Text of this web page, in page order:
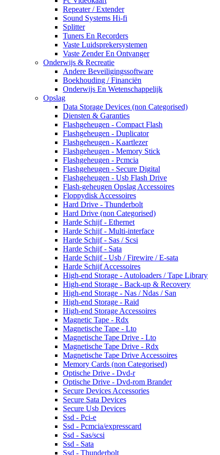
Repeater / Extender
Sound Systems Hi-fi
Splitter
Tuners En Recorders
Vaste Luidsprekersystemen
Vaste Zender En Ontvanger
Onderwijs & Recreatie
Andere Beveiligingssoftware
Boekhouding / Financiën
Onderwijs En Wetenschappelijk
Opslag
Data Storage Devices (non Categorised)
Diensten & Garanties
Flashgeheugen - Compact Flash
Flashgeheugen - Duplicator
Flashgeheugen - Kaartlezer
Flashgeheugen - Memory Stick
Flashgeheugen - Pcmcia
Flashgeheugen - Secure Digital
Flashgeheugen - Usb Flash Drive
Flash-geheugen Opslag Accessoires
Floppydisk Accessoires
Hard Drive - Thunderbolt
Hard Drive (non Categorised)
Harde Schijf - Ethernet
Harde Schijf - Multi-interface
Harde Schijf - Sas / Scsi
Harde Schijf - Sata
Harde Schijf - Usb / Firewire / E-sata
Harde Schijf Accessoires
High-end Storage - Autoloaders / Tape Library
High-end Storage - Back-up & Recovery
High-end Storage - Nas / Ndas / San
High-end Storage - Raid
High-end Storage Accessoires
Magnetic Tape - Rdx
Magnetische Tape - Lto
Magnetische Tape Drive - Lto
Magnetische Tape Drive - Rdx
Magnetische Tape Drive Accessoires
Memory Cards (non Categorised)
Optische Drive - Dvd-r
Optische Drive - Dvd-rom Brander
Secure Devices Accessories
Secure Sata Devices
Secure Usb Devices
Ssd - Pci-e
Ssd - Pcmcia/expresscard
Ssd - Sas/scsi
Ssd - Sata
Ssd - Thunderbolt